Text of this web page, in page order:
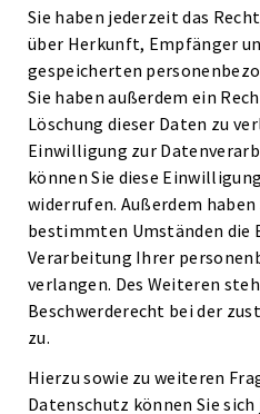
Sie haben jederzeit das
über Herkunft, Empfänger
gespeicherten
Sie haben außerdem ein
Löschung dieser Daten zu
Einwilligung zur
können Sie diese
widerrufen. Außerdem
bestimmten Umständen die
Verarbeitung Ihrer
verlangen. Des Weiteren
Beschwerderecht bei der
zu.
Hierzu sowie zu weiteren
Datenschutz können Sie